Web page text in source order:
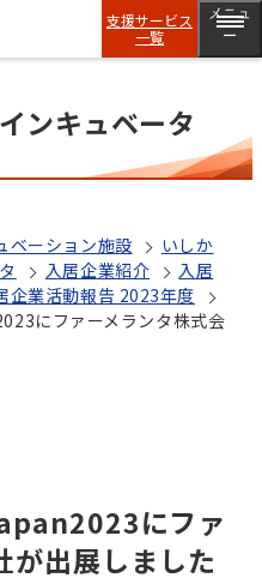
支援サービス
一覧
メニュ
ー
ンキュベータ
ベーション施設
いしか
入居企業紹介
入居
企業活動報告 2023年度
にファーメランタ株式会
にファ
が出展しました